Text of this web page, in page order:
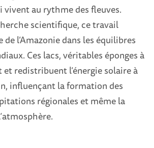
vivent au rythme des fleuves.
scientifique, ce travail
l’Amazonie dans les équilibres
Ces lacs, véritables éponges à
redistribuent l’énergie solaire à
influençant la formation des
régionales et même la